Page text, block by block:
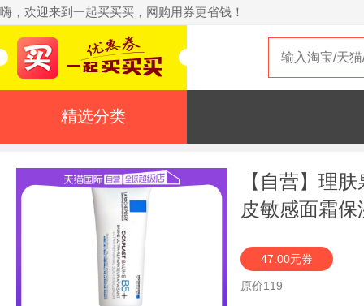
嗨，欢迎来到一起买买买，网购用券更省钱！
精选分类
【自营】理
皮敏感面霜
47.00元券
原价119